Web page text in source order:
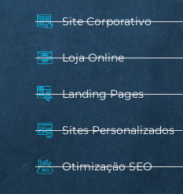
Site Corporativo
Loja Online
Landing Pages
Sites Personalizados
Otimização SEO